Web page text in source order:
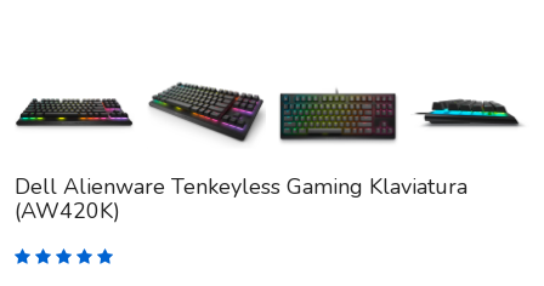
Dell Alienware Tenkeyless Gaming Klaviatura
(AW420K)